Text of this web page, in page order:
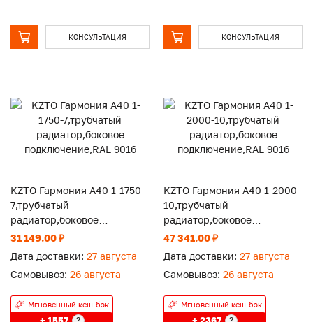
КОНСУЛЬТАЦИЯ КОНСУЛЬТАЦИЯ
KZTO Гармония А40 1-1750-
7,трубчатый
радиатор,боковое
подключение,RAL 9016
31 149.00 ₽
Дата доставки: 27 августа
Самовывоз: 26 августа
Мгновенный кеш-бэк
?
KZTO Гармония А40 1-2000-
10,трубчатый
радиатор,боковое
подключение,RAL 9016
47 341.00 ₽
Дата доставки: 27 августа
Самовывоз: 26 августа
Мгновенный кеш-бэк
?